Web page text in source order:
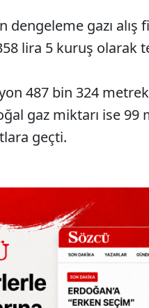
dengeleme gazı
lira 5 kuruş olarak
487 bin 324
gaz miktarı ise 99
geçti.​​​​​​​